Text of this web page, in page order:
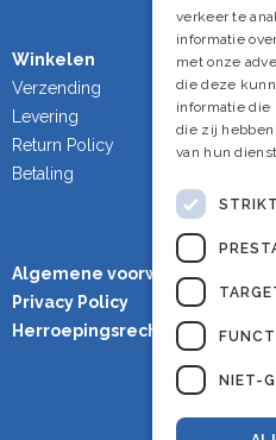
Winkelen
Verzending
Levering
Return Policy
Betaling
Algemene voorwaarden
Privacy Policy
Herroepingsrecht
verkeer te
informatie
met onze
die deze
informatie die
die zij
van hun
NIET-